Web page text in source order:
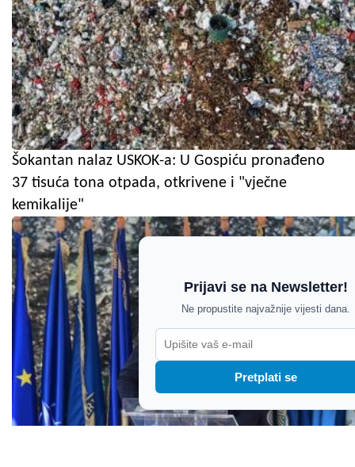
Šokantan nalaz USKOK-a: U Gospiću pronađeno
37 tisuća tona otpada, otkrivene i "vječne
kemikalije"
Prijavi se na Newsletter!
Ne propustite najvažnije vijesti dana.
Pretplati se